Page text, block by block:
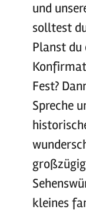
und
solltest
Planst du
Fest?
Spreche
kleines